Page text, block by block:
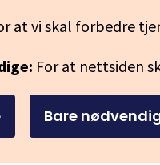
at vi skal forbedre
For at nettsiden
Bare